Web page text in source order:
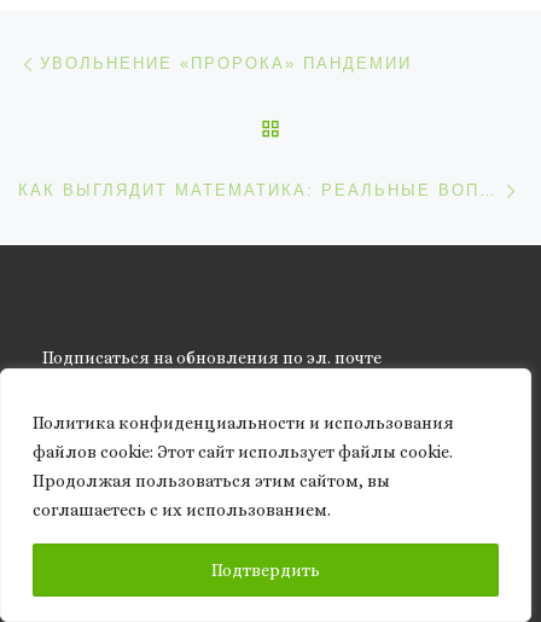
Политика конфиденциальности и использования
файлов сookie: Этот сайт использует файлы cookie.
Продолжая пользоваться этим сайтом, вы
соглашаетесь с их использованием.
Подтвердить
УВОЛЬНЕНИЕ «ПРОРОКА» ПАНДЕМИИ
КАК ВЫГЛЯДИТ МАТЕМАТИКА: РЕАЛЬНЫЕ ВОПЛОЩЕНИЯ АБСТРАКТНЫХ ФОРМУЛ
Подписаться на обновления по эл. почте
ПОДПИСАТЬСЯ